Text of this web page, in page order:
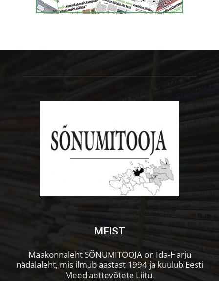
MEIST
Maakonnaleht SÕNUMITOOJA on Ida-Harju
nädalaleht, mis ilmub aastast 1994 ja kuulub Eesti
Meediaettevõtete Liitu.